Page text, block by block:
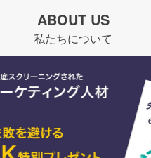
ABOUT US
私たちについて